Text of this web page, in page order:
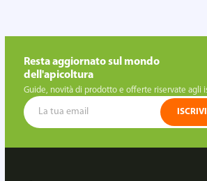
Resta aggiornato sul mondo
dell'apicoltura
Guide, novità di prodotto e offerte riservate agli